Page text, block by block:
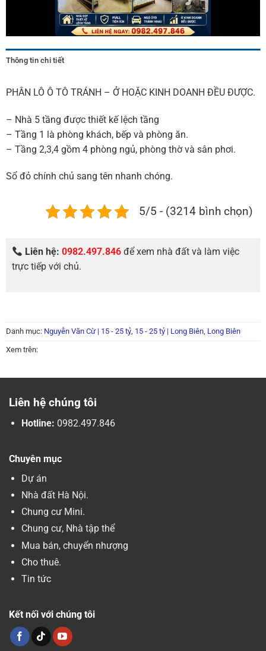
Thông tin chi tiết
PHÂN LÔ Ô TÔ TRÁNH – Ở HOẶC KINH DOANH ĐỀU ĐƯỢC.
– Nhà 5 tầng được thiết kế lệch tầng
– Tầng 1 là phòng khách, bếp và phòng ăn.
– Tầng 2,3,4 gồm 4 phòng ngủ, phòng thờ và sân phơi.
Sổ đỏ chính chủ sang tên nhanh chóng.
5/5 - (3214 bình chọn)
Liên hệ: 0982.497.846để xem nhà đất và làm việc
trực tiếp với chủ.
Danh mục: Nguyễn Văn Cừ | 15 - 25 tỷ, 15 - 25 tỷ | Long Biên, Long Biên
Xem trên:
Liên hệ chúng tôi
Hotline: 0982.497.846
Chuyên mục
Dự án
Nhà đất Hà Nội.
Chung cư Mini.
Chung cư, Nhà tập thể
Mua bán, chuyển nhượng
Cho thuê.
Tin tức
Kết nối với chúng tôi